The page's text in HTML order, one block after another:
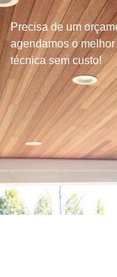
Precisa de um
agendamos o
técnica sem custo!